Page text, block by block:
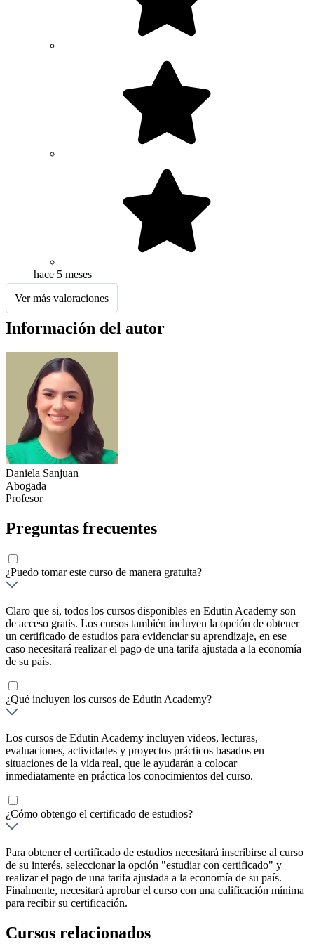
hace 5 meses
Ver más valoraciones
Información del autor
Daniela Sanjuan
Abogada
Profesor
Preguntas frecuentes
¿Puedo tomar este curso de manera gratuita?
Claro que si, todos los cursos disponibles en Edutin Academy son
de acceso gratis. Los cursos también incluyen la opción de obtener
un certificado de estudios para evidenciar su aprendizaje, en ese
caso necesitará realizar el pago de una tarifa ajustada a la economía
de su país.
¿Qué incluyen los cursos de Edutin Academy?
Los cursos de Edutin Academy incluyen videos, lecturas,
evaluaciones, actividades y proyectos prácticos basados en
situaciones de la vida real, que le ayudarán a colocar
inmediatamente en práctica los conocimientos del curso.
¿Cómo obtengo el certificado de estudios?
Para obtener el certificado de estudios necesitará inscribirse al curso
de su interés, seleccionar la opción "estudiar con certificado" y
realizar el pago de una tarifa ajustada a la economía de su país.
Finalmente, necesitará aprobar el curso con una calificación mínima
para recibir su certificación.
Cursos relacionados